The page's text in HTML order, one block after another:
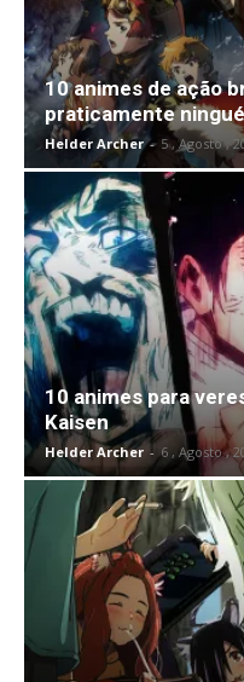
10 animes de ação
praticamente
Helder Archer - 5 , Agosto ,
10 animes para
Kaisen
Helder Archer - 6 , Agosto ,